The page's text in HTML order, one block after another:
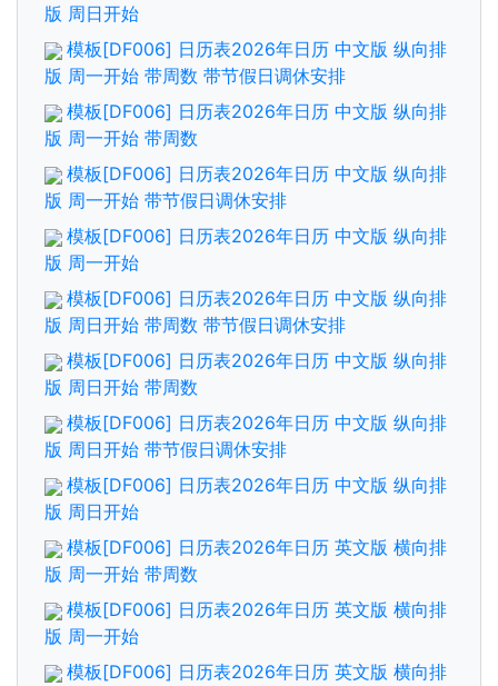
版 周日开始
模板[DF006] 日历表2026年日历 中文版 纵向排
版 周一开始 带周数 带节假日调休安排
模板[DF006] 日历表2026年日历 中文版 纵向排
版 周一开始 带周数
模板[DF006] 日历表2026年日历 中文版 纵向排
版 周一开始 带节假日调休安排
模板[DF006] 日历表2026年日历 中文版 纵向排
版 周一开始
模板[DF006] 日历表2026年日历 中文版 纵向排
版 周日开始 带周数 带节假日调休安排
模板[DF006] 日历表2026年日历 中文版 纵向排
版 周日开始 带周数
模板[DF006] 日历表2026年日历 中文版 纵向排
版 周日开始 带节假日调休安排
模板[DF006] 日历表2026年日历 中文版 纵向排
版 周日开始
模板[DF006] 日历表2026年日历 英文版 横向排
版 周一开始 带周数
模板[DF006] 日历表2026年日历 英文版 横向排
版 周一开始
模板[DF006] 日历表2026年日历 英文版 横向排